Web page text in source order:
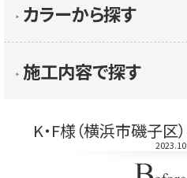
▶︎ 施工内容で探す
▶︎ カラーから探す
K・F様（横浜市磯子区